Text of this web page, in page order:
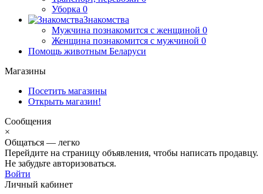
Уборка 0
Знакомства
Мужчина познакомится с женщиной 0
Женщина познакомится с мужчиной 0
Помощь животным Беларуси
Магазины
Посетить магазины
Открыть магазин!
Сообщения
×
Общаться — легко
Перейдите на страницу объявления, чтобы написать продавцу.
Не забудьте авторизоваться.
Войти
Личный кабинет